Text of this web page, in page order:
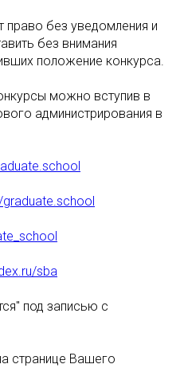
право без уведомления и
без внимания
положение конкурса.
можно вступив в
администрирования в
sba
под записью с
странице Вашего